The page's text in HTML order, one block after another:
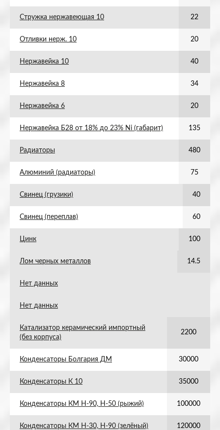
Стружка нержавеющая 10 22
Отливки нерж. 10 20
Нержавейка 10 40
Нержавейка 8 34
Нержавейка 6 20
Нержавейка Б28 от 18% до 23% Ni (габарит) 135
Радиаторы 480
Алюминий (радиаторы) 75
Свинец (грузики) 40
Свинец (переплав) 60
Цинк 100
Лом черных металлов 14.5
Нет данных
Нет данных
Катализатор керамический импортный
(без корпуса)
2200
Конденсаторы Болгария ДМ 30000
Конденсаторы К 10 35000
Конденсаторы КМ Н-90, Н-50 (рыжий) 100000
Конденсаторы КМ Н-30, Н-90 (зелёный) 120000